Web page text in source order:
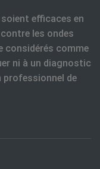
soient efficaces en
les ondes
considérés comme
ni à un diagnostic
professionnel de